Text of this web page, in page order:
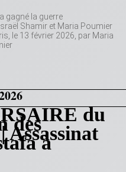
gagné la guerre
Shamir et Maria Poumier
le 13 février 2026, par Maria
du
des
à